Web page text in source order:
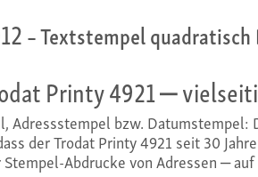
– Textstempel
Printy 4921 ‒
Adressstempel bzw.
der Trodat Printy 4921 seit 30
Abdrucke von Adressen ‒